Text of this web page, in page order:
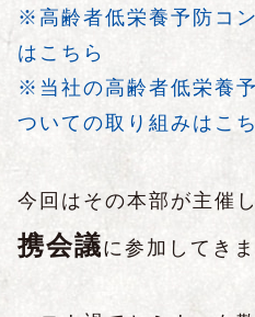
※高齢者低栄養予防コ
はこちら
※当社の高齢者低栄養
ついての取り組みはこ
今回はその本部が主催
携会議に参加してきま